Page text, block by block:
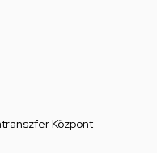
Központ